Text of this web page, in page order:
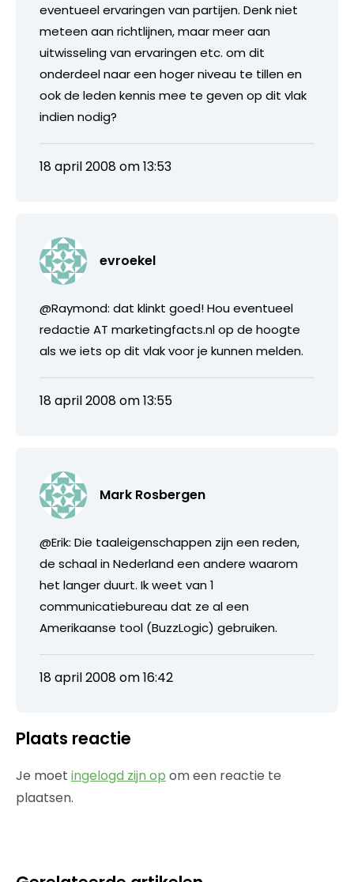
eventueel ervaringen van partijen. Denk niet
meteen aan richtlijnen, maar meer aan
uitwisseling van ervaringen etc. om dit
onderdeel naar een hoger niveau te tillen en
ook de leden kennis mee te geven op dit vlak
indien nodig?
18 april 2008 om 13:53
evroekel
@Raymond: dat klinkt goed! Hou eventueel
redactie AT marketingfacts.nl op de hoogte
als we iets op dit vlak voor je kunnen melden.
18 april 2008 om 13:55
Mark Rosbergen
@Erik: Die taaleigenschappen zijn een reden,
de schaal in Nederland een andere waarom
het langer duurt. Ik weet van 1
communicatiebureau dat ze al een
Amerikaanse tool (BuzzLogic) gebruiken.
18 april 2008 om 16:42
Plaats reactie
Je moet ingelogd zijn op om een reactie te
plaatsen.